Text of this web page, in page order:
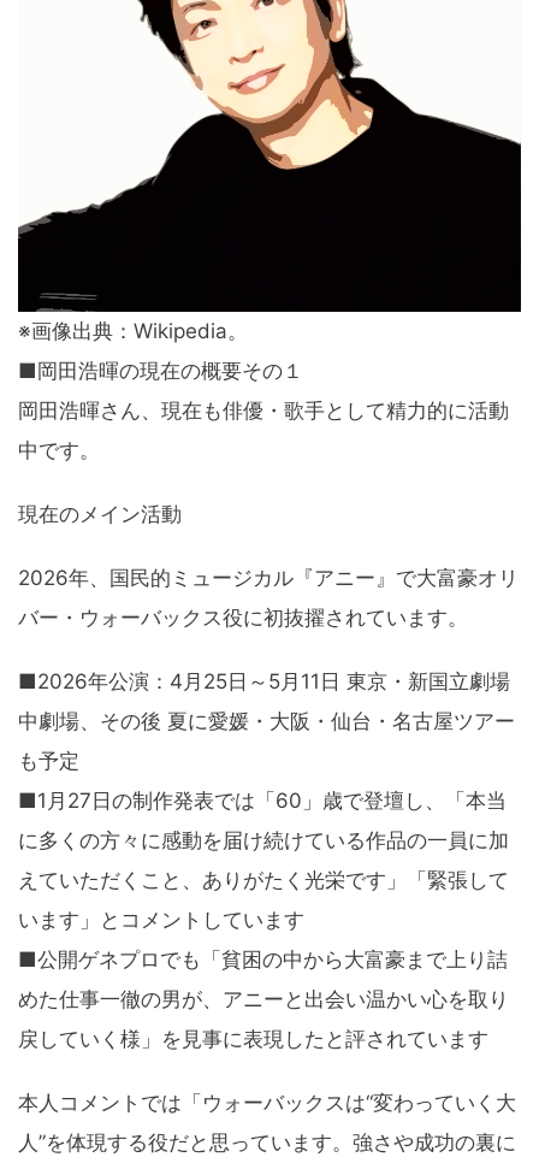
※画像出典：Wikipedia。
■岡田浩暉の現在の概要その１
岡田浩暉さん、現在も俳優・歌手として精力的に活動
中です。
現在のメイン活動
2026年、国民的ミュージカル『アニー』で大富豪オリ
バー・ウォーバックス役に初抜擢されています。
■2026年公演：4月25日～5月11日 東京・新国立劇場
中劇場、その後 夏に愛媛・大阪・仙台・名古屋ツアー
も予定
■1月27日の制作発表では「60」歳で登壇し、「本当
に多くの方々に感動を届け続けている作品の一員に加
えていただくこと、ありがたく光栄です」「緊張して
います」とコメントしています
■公開ゲネプロでも「貧困の中から大富豪まで上り詰
めた仕事一徹の男が、アニーと出会い温かい心を取り
戻していく様」を見事に表現したと評されています
本人コメントでは「ウォーバックスは“変わっていく大
人”を体現する役だと思っています。強さや成功の裏に